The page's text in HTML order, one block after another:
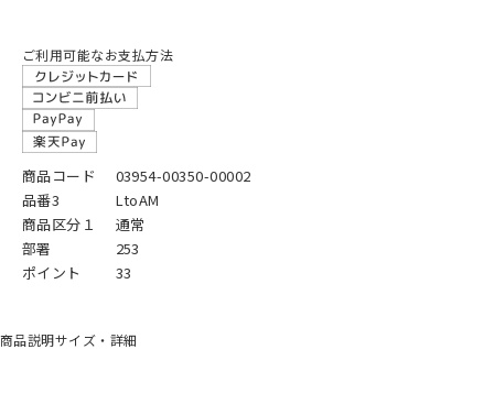
ご利用可能なお支払方法
商品コード
03954-00350-00002
品番3
LtoAM
商品区分１
通常
部署
253
ポイント
33
商品説明サイズ・詳細